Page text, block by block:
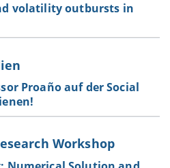
volatility outbursts in
Proaño auf der Social
Workshop